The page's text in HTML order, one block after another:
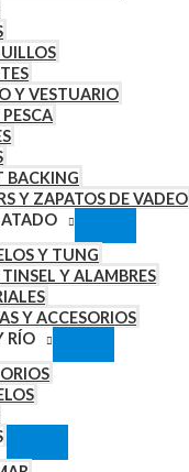
Y VESTUARIO
BACKING
Y ZAPATOS DE VADEO
ATADO
Y TUNG
Y ALAMBRES
Y ACCESORIOS
RÍO